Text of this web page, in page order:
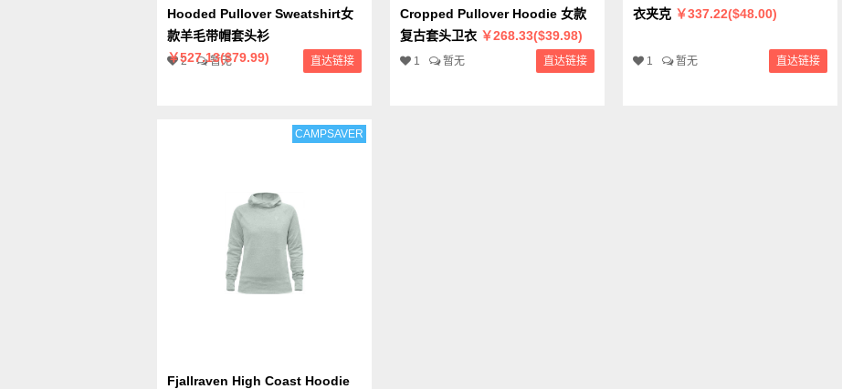
Hooded Pullover Sweatshirt女
款羊毛带帽套头衫
￥527.13($79.99)
2 暂无 直达链接
Cropped Pullover Hoodie 女款
复古套头卫衣 ￥268.33($39.98)
1 暂无 直达链接
衣夹克 ￥337.22($48.00)
1 暂无 直达链接
CAMPSAVER
Fjallraven High Coast Hoodie